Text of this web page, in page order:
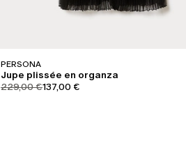
PERSONA
Jupe plissée en organza
product.price.original
229,00 €product.price.sale
137,00 €